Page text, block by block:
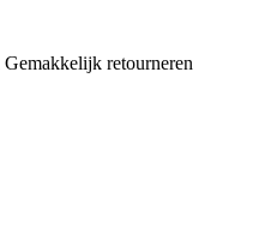
Gemakkelijk retourneren